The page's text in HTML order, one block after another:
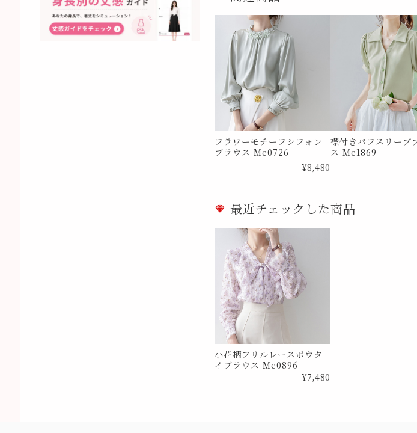
フラワーモチーフシフォン
ブラウス Me0726
¥8,480
襟付きパフスリーブ
ス Me1869
最近チェックした商品
小花柄フリルレースボウタ
イブラウス Me0896
¥7,480